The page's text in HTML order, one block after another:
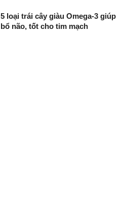
5 loại trái cây giàu Omega-3 giúp
bổ não, tốt cho tim mạch